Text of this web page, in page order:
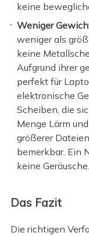
keine
Weniger
weniger als
keine
Aufgrund ihrer
perfekt für
elektronische
Scheiben, die
Menge Lärm
größerer
bemerkbar. Ein
keine Geräusche.
Das Fazit
Die richtigen